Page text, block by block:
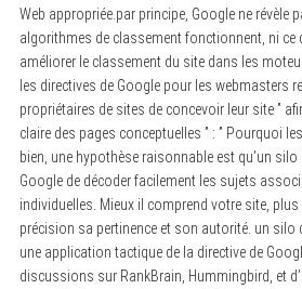
Web appropriée.par principe, Google ne révèle
algorithmes de classement fonctionnent, ni ce
améliorer le classement du site dans les
les directives de Google pour les webmasters
propriétaires de sites de concevoir leur site ”
claire des pages conceptuelles ” : ” Pourquoi
bien, une hypothèse raisonnable est qu’un
Google de décoder facilement les sujets
individuelles. Mieux il comprend votre site,
précision sa pertinence et son autorité. un silo
une application tactique de la directive de
discussions sur RankBrain, Hummingbird, et